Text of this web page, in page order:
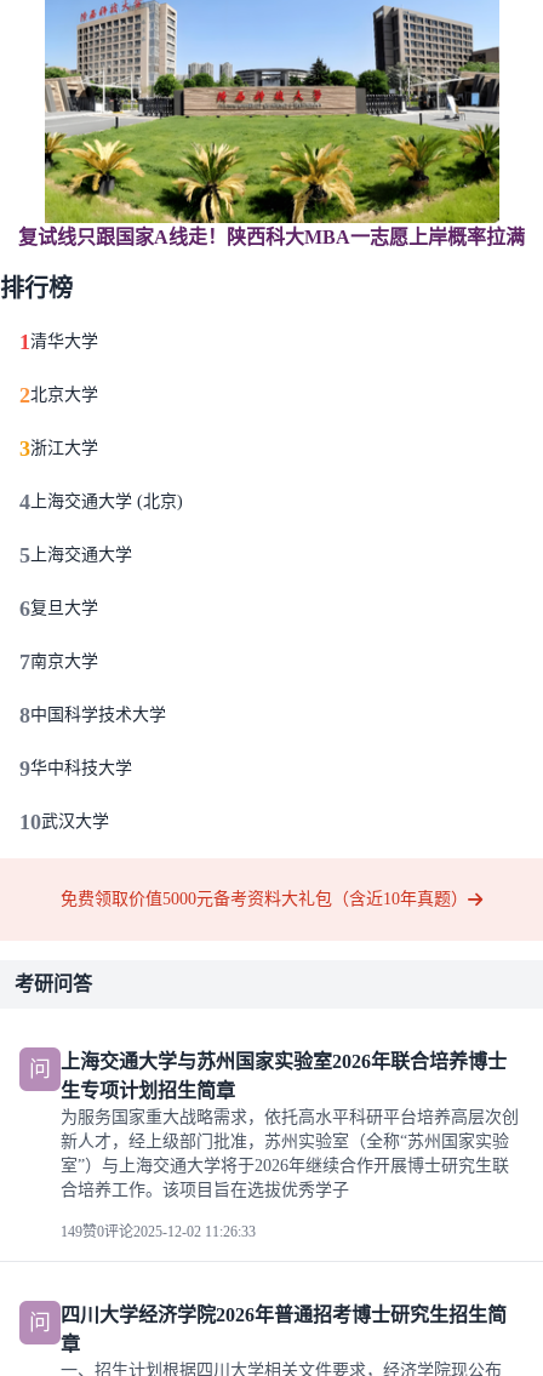
复试线只跟国家A线走！陕西科大MBA一志愿上岸概率拉满
排行榜
1清华大学
2北京大学
3浙江大学
4 上海交通大学 (北京)
5 上海交通大学
6复旦大学
7南京大学
8中国科学技术大学
9华中科技大学
10武汉大学
免费领取价值5000元备考资料大礼包（含近10年真题）
考研问答
问
上海交通大学与苏州国家实验室2026年联合培养博士
生专项计划招生简章
为服务国家重大战略需求，依托高水平科研平台培养高层次创
新人才，经上级部门批准，苏州实验室（全称“苏州国家实验
室”）与上海交通大学将于2026年继续合作开展博士研究生联
合培养工作。该项目旨在选拔优秀学子
149赞0评论2025-12-02 11:26:33
问
四川大学经济学院2026年普通招考博士研究生招生简
章
一、招生计划根据四川大学相关文件要求，经济学院现公布